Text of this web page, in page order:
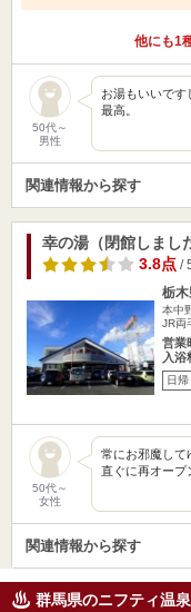
他にも1
50代～
男性
お湯もいいです
最高。
関連情報から探す
幸の湯（閉館しまし
3.8点/
栃
本中
JR両
営業
入浴
日帰
50代～
女性
常にお邪魔して
直ぐに再オープ
関連情報から探す
群馬県のニフティ温